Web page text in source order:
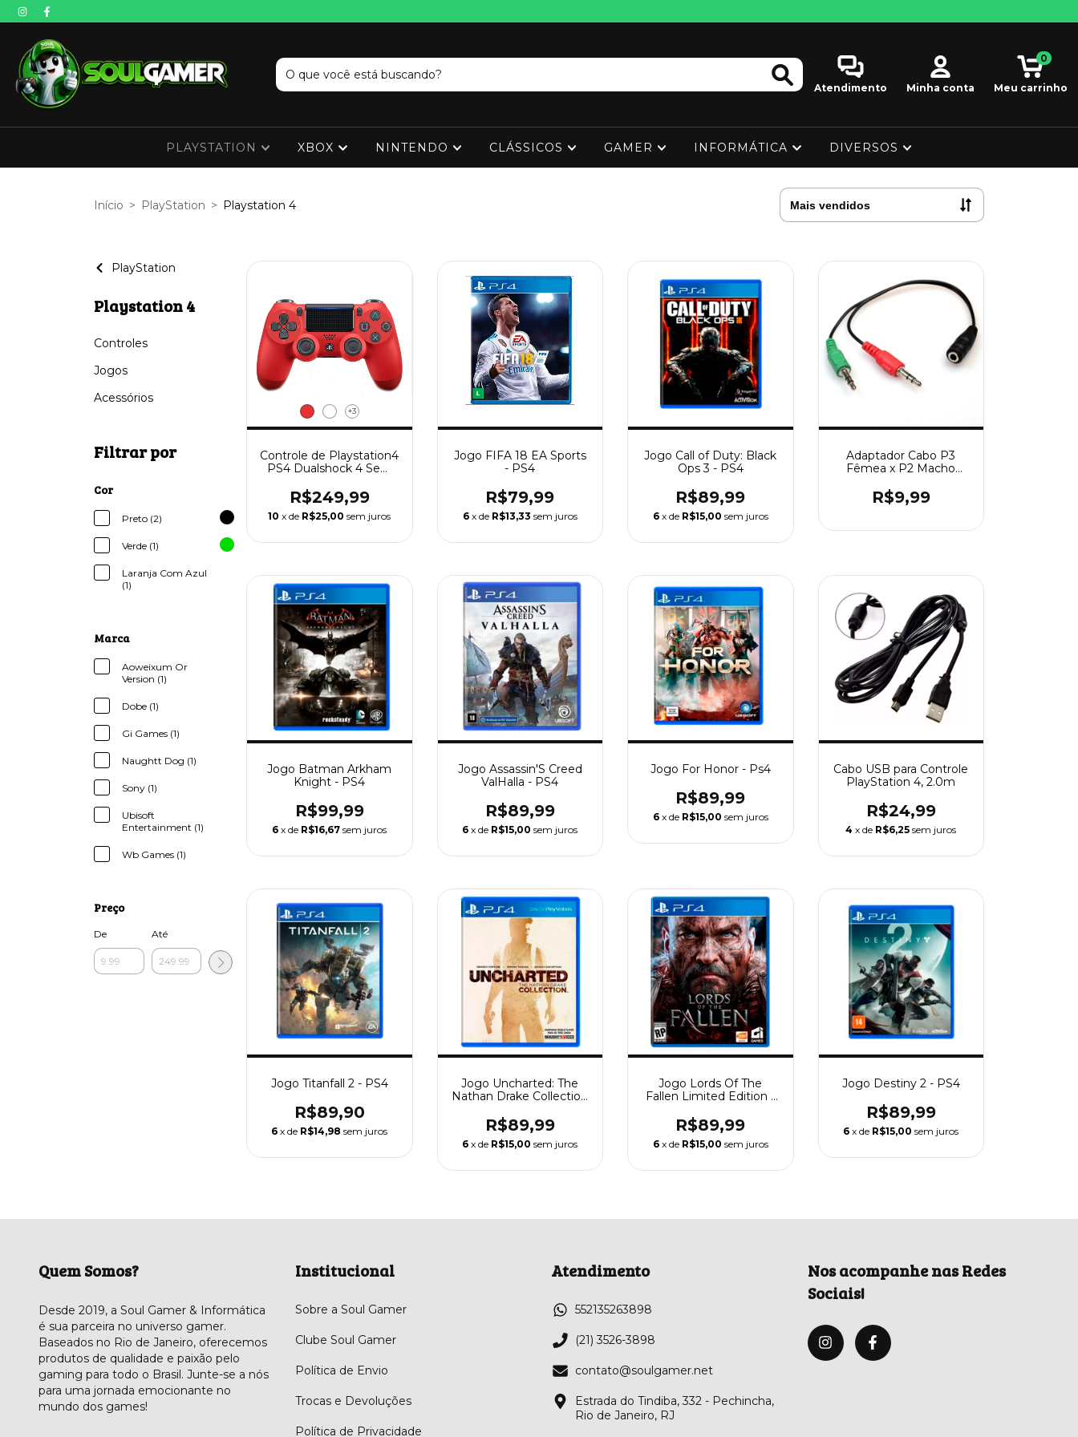
Atendimento Minha conta Meu carrinho
0
PLAYSTATION XBOX NINTENDO CLÁSSICOS GAMER INFORMÁTICA DIVERSOS
Início > PlayStation > Playstation 4
PlayStation
Playstation 4
Controles
Jogos
Acessórios
Filtrar por
Cor
Preto (2)
Verde (1)
Laranja Com Azul
(1)
Marca
Aoweixum Or
Version (1)
Dobe (1)
Gi Games (1)
Naughtt Dog (1)
Sony (1)
Ubisoft
Entertainment (1)
Wb Games (1)
Preço
De Até
+3
Controle de Playstation4
PS4 Dualshock 4 Sem
R$249,99
10 x de R$25,00 sem juros
Jogo FIFA 18 EA Sports
- PS4
R$79,99
6 x de R$13,33 sem juros
Jogo Call of Duty: Black
Ops 3 - PS4
R$89,99
6 x de R$15,00 sem juros
Adaptador Cabo P3
Fêmea x P2 Macho
R$9,99
Jogo Batman Arkham
Knight - PS4
R$99,99
6 x de R$16,67 sem juros
Jogo Assassin'S Creed
ValHalla - PS4
R$89,99
6 x de R$15,00 sem juros
Jogo For Honor - Ps4
R$89,99
6 x de R$15,00 sem juros
Cabo USB para Controle
PlayStation 4, 2.0m
R$24,99
4 x de R$6,25 sem juros
Jogo Titanfall 2 - PS4
R$89,90
6 x de R$14,98 sem juros
Jogo Uncharted: The
Nathan Drake Collection
R$89,99
6 x de R$15,00 sem juros
Jogo Lords Of The
Fallen Limited Edition -
R$89,99
6 x de R$15,00 sem juros
Jogo Destiny 2 - PS4
R$89,99
6 x de R$15,00 sem juros
Quem Somos?
Desde 2019, a Soul Gamer & Informática
é sua parceira no universo gamer.
Baseados no Rio de Janeiro, oferecemos
produtos de qualidade e paixão pelo
gaming para todo o Brasil. Junte-se a nós
para uma jornada emocionante no
mundo dos games!
Institucional
Sobre a Soul Gamer
Clube Soul Gamer
Política de Envio
Trocas e Devoluções
Política de Privacidade
Atendimento
552135263898
(21) 3526-3898
contato@soulgamer.net
Estrada do Tindiba, 332 - Pechincha,
Rio de Janeiro, RJ
Nos acompanhe nas Redes
Sociais!